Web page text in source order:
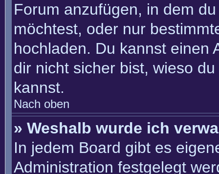
Forum anzufügen, in dem
möchtest, oder nur
hochladen. Du kannst einen
dir nicht sicher bist, wieso
kannst.
Nach oben
» Weshalb wurde ich
In jedem Board gibt es
Administration festgelegt